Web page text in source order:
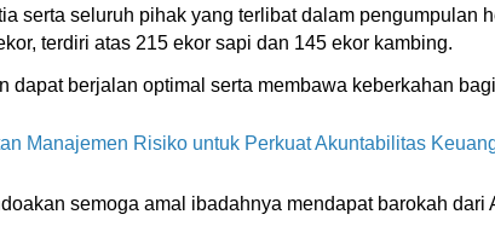
serta seluruh pihak yang terlibat dalam pengumpulan
terdiri atas 215 ekor sapi dan 145 ekor kambing.
dapat berjalan optimal serta membawa keberkahan
Manajemen Risiko untuk Perkuat Akuntabilitas
semoga amal ibadahnya mendapat barokah